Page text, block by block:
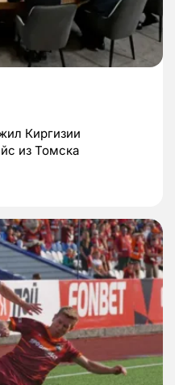
Киргизии
из Томска